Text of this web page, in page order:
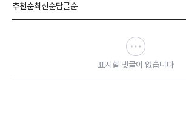
추천순최신순답글순
표시할 댓글이 없습니다